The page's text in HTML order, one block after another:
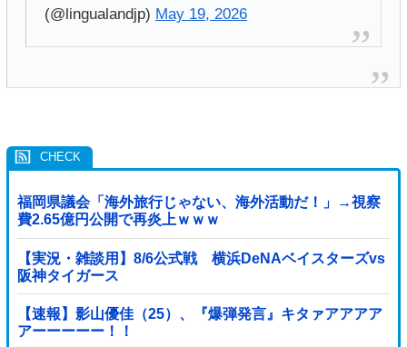
(@lingualandjp) May 19, 2026
福岡県議会「海外旅行じゃない、海外活動だ！」→視察
費2.65億円公開で再炎上ｗｗｗ
【実況・雑談用】8/6公式戦 横浜DeNAベイスターズvs
阪神タイガース
【速報】影山優佳（25）、『爆弾発言』キタァアアアア
アーーーーー！！